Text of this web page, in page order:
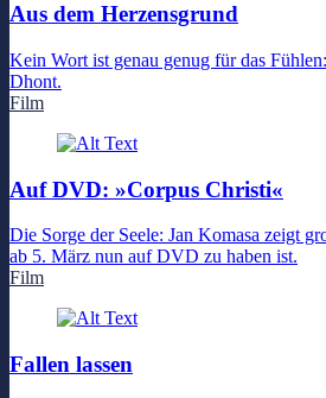
Aus dem Herzensgrund
Kein Wort ist genau genug für das
Dhont.
Film
Auf DVD: »Corpus Christi«
Die Sorge der Seele: Jan Komasa zeigt
ab 5. März nun auf DVD zu haben ist.
Film
Fallen lassen